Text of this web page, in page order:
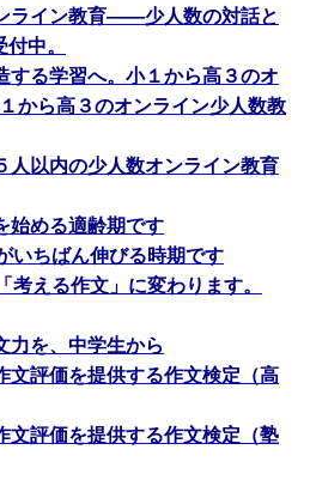
ライン教育――少人数の対話と
中。
する学習へ。小１から高３のオ
から高３のオンライン少人数教
人以内の少人数オンライン教育
始める適齢期です
いちばん伸びる時期です
える作文」に変わります。
力を、中学生から
文評価を提供する作文検定（高
文評価を提供する作文検定（塾